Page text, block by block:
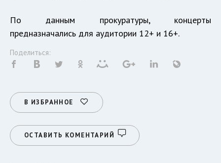
По данным прокуратуры, концерты
предназначались для аудитории 12+ и 16+.
Поделиться:
В ИЗБРАННОЕ
ОСТАВИТЬ КОМЕНТАРИЙ